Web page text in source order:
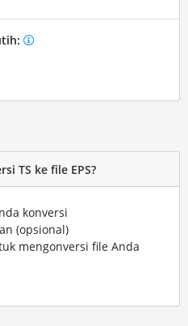
TS ke file EPS?
konversi
(opsional)
mengonversi file Anda